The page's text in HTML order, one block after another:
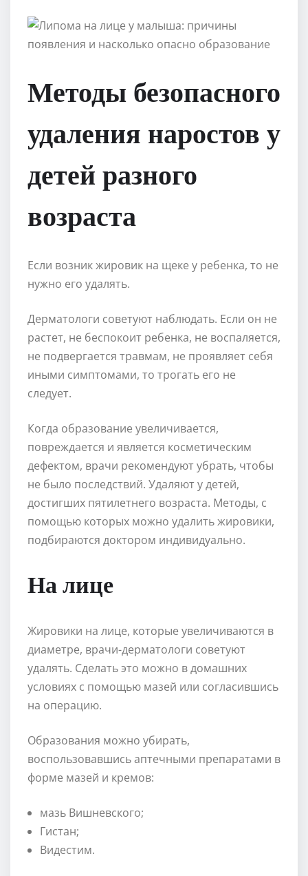
Методы безопасного
удаления наростов у
детей разного
возраста
Если возник жировик на щеке у ребенка, то не
нужно его удалять.
Дерматологи советуют наблюдать. Если он не
растет, не беспокоит ребенка, не воспаляется,
не подвергается травмам, не проявляет себя
иными симптомами, то трогать его не
следует.
Когда образование увеличивается,
повреждается и является косметическим
дефектом, врачи рекомендуют убрать, чтобы
не было последствий. Удаляют у детей,
достигших пятилетнего возраста. Методы, с
помощью которых можно удалить жировики,
подбираются доктором индивидуально.
На лице
Жировики на лице, которые увеличиваются в
диаметре, врачи-дерматологи советуют
удалять. Сделать это можно в домашних
условиях с помощью мазей или согласившись
на операцию.
Образования можно убирать,
воспользовавшись аптечными препаратами в
форме мазей и кремов:
мазь Вишневского;
Гистан;
Видестим.